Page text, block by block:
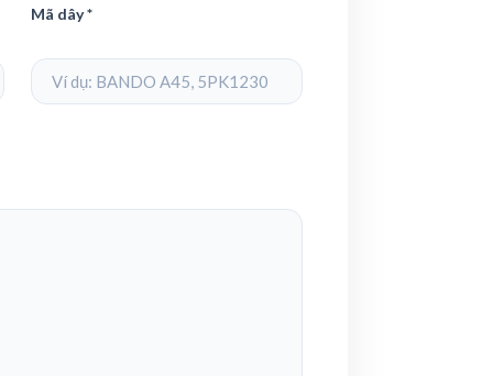
Mã dây *